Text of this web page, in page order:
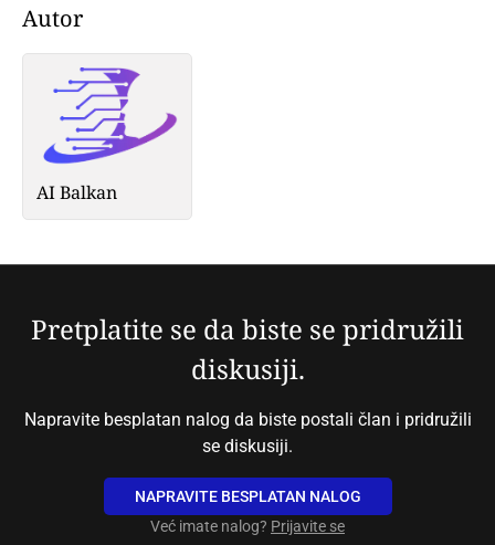
Autor
AI Balkan
Pretplatite se da biste se pridružili
diskusiji.
Napravite besplatan nalog da biste postali član i pridružili
se diskusiji.
NAPRAVITE BESPLATAN NALOG
Već imate nalog? Prijavite se